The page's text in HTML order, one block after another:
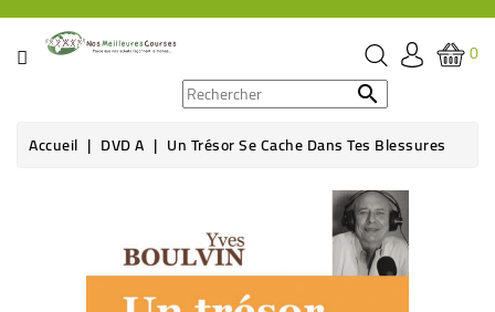
CATÉGORIE
ÉPICERIE
BOISSON
0

Accueil DVD A Un Trésor Se Cache Dans Tes Blessures